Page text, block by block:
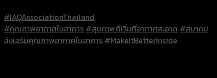
#IAQAssociationThailand
#คุณภาพอากาศในอาคาร #สุขภาพดีเริ่มที่อากาศสะอาด #สมาคม
ส่งเสริมคุณภาพอากาศในอาคาร #MakeItBetterInside